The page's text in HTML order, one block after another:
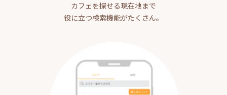
カフェを探せる現在地まで
役に立つ検索機能がたくさん。